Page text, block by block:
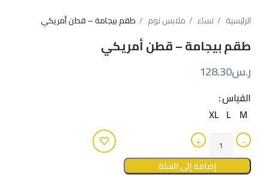
الرئيسية نساء ملابس نوم طقم بيجامة – قطن أمريكي
طقم بيجامة – قطن أمريكي
ر.س128.30
القياس
M
L
XL
إضافة إلى السلة